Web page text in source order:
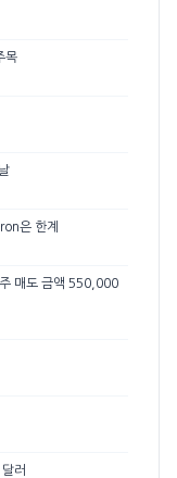
목
은 한계
매도 금액 550,000
러